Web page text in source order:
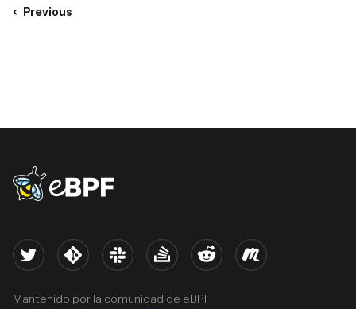
Previous
eBPF logo
Twitter Kernel Slack Stack Overflow
Reddit Meetup
Mantenido por la comunidad de eBPF.